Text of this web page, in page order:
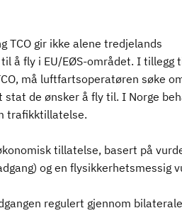
TCO gir ikke alene tredjelands
å fly i EU/EØS-området. I tillegg
må luftfartsoperatøren søke
de ønsker å fly til. I Norge
trafikktillatelse.
tillatelse, basert på
og en flysikkerhetsmessig
regulert gjennom bilaterale